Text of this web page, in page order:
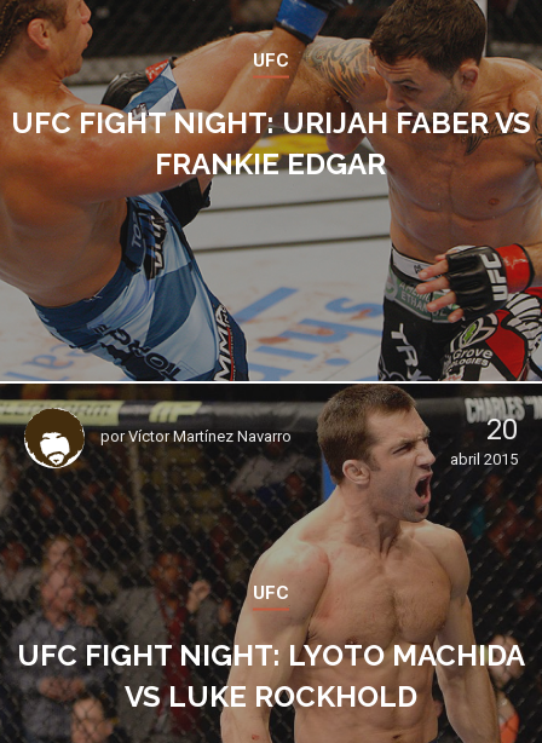
UFC
UFC FIGHT NIGHT: URIJAH FABER VS
FRANKIE EDGAR
porVíctor Martínez Navarro 20
abril 2015
UFC
UFC FIGHT NIGHT: LYOTO MACHIDA
VS LUKE ROCKHOLD